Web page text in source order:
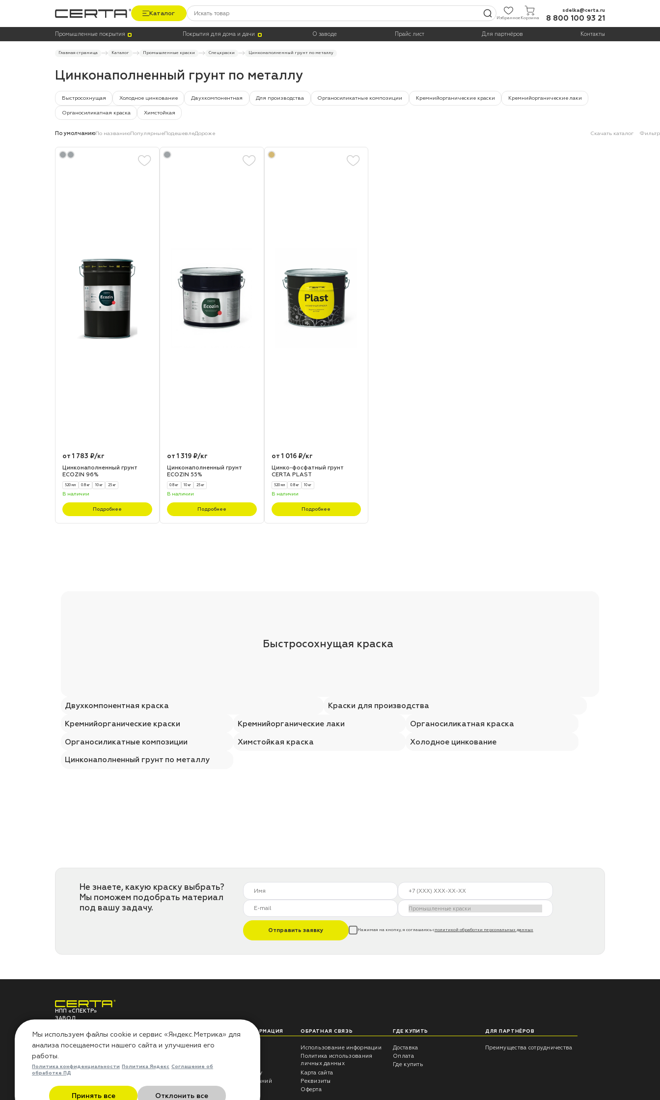
Каталог
ИзбранноеКорзина
sdelka@certa.ru
8 800 100 93 21
Промышленные покрытия Покрытия для дома и дачи О заводе Прайс лист Для партнёров Контакты
Главная страница Каталог Промышленные краски Спецкраски Цинконаполненный грунт по металлу
Цинконаполненный грунт по металлу
Быстросохнущая Холодное цинкование Двухкомпонентная Для производства Органосиликатные композиции Кремнийорганические краски Кремнийорганические лаки
Органосиликатная краска Химстойкая
Термостойкость, до °C Цвет Тара
По умолчаниюПо названиюПопулярныеПодешевлеДороже Скачать каталог Фильтр
от 1 783 ₽/кг
Цинконаполненный грунт
ECOZIN 96%
520 мл 0.8 кг 10 кг 25 кг
В наличии
Подробнее
от 1 319 ₽/кг
Цинконаполненный грунт
ECOZIN 55%
0.8 кг 10 кг 25 кг
В наличии
Подробнее
от 1 016 ₽/кг
Цинко-фосфатный грунт
CERTA PLAST
520 мл 0.8 кг 10 кг
В наличии
Подробнее
Быстросохнущая краска
Двухкомпонентная краска
Краски для производства
Кремнийорганические краски
Кремнийорганические лаки
Органосиликатная краска
Органосиликатные композиции
Химстойкая краска
Холодное цинкование
Цинконаполненный грунт по металлу
Не знаете, какую краску выбрать?
Мы поможем подобрать материал
под вашу задачу.
Отправить заявку Нажимая на кнопку, я соглашаюсь сполитикой обработки персональных данных
НПП «СПЕКТР»
ЗАВОД
МАТЕРИАЛОВ
О ЗАВОДЕ
НПП «СПЕКТР»
Лаборатория
Политика в области охраны
ПОЛЕЗНАЯ ИНФОРМАЦИЯ
Советы технолога
Вопросы -ответы
Гарантия на краску
Результаты испытаний
Блог CERTA
Отзывы
ОБРАТНАЯ СВЯЗЬ
Использование информации
Политика использования
личных данных
Карта сайта
Реквизиты
Оферта
ГДЕ КУПИТЬ
Доставка
Оплата
Где купить
ДЛЯ ПАРТНЁРОВ
Преимущества сотрудничества
Мы используем файлы cookie и сервис «Яндекс.Метрика» для
анализа посещаемости нашего сайта и улучшения его
работы.
Политика конфиденциальности Политика Яндекс Соглашение об
обработке ПД
Принять все Отклонить все